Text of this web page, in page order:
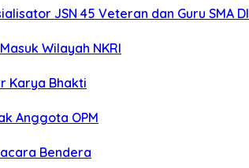
JSN 45 Veteran dan Guru SMA
Wilayah NKRI
Karya Bhakti
Anggota OPM
Bendera